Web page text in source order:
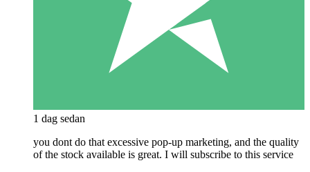
1 dag sedan
you dont do that excessive pop-up marketing, and the quality
of the stock available is great. I will subscribe to this service